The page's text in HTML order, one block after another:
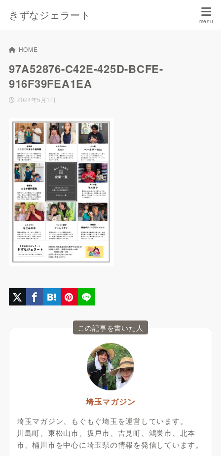
きずなジェラート
HOME
97A52876-C42E-425D-BCFE-
916F39FEA1EA
2024年5月1日
この記事を書いた人
埼玉マガジン
埼玉マガジン、もぐもぐ埼玉を運営しています。
川島町、東松山市、坂戸市、吉見町、鴻巣市、北本
市、桶川市を中心に埼玉県の情報を発信しています。